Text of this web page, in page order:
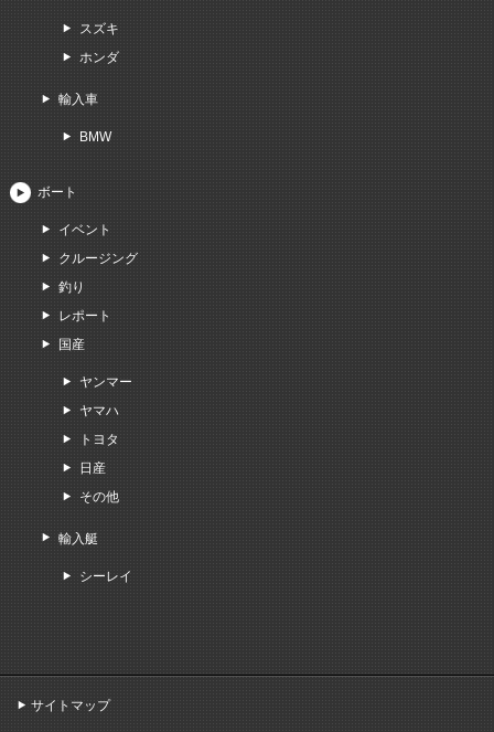
スズキ
ホンダ
輸入車
BMW
ボート
イベント
クルージング
釣り
レポート
国産
ヤンマー
ヤマハ
トヨタ
日産
その他
輸入艇
シーレイ
サイトマップ